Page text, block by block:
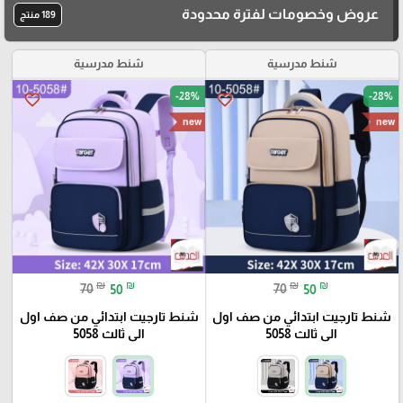
عروض وخصومات لفترة محدودة 189 منتج
شنط مدرسية
favorite_border -28%
new
70 ₪ 50 ₪
شنط تارجيت ابتدائي من صف اول
الى ثالث 5058
شنط مدرسية
favorite_border -28%
new
70 ₪ 50 ₪
شنط تارجيت ابتدائي من صف اول
الى ثالث 5058